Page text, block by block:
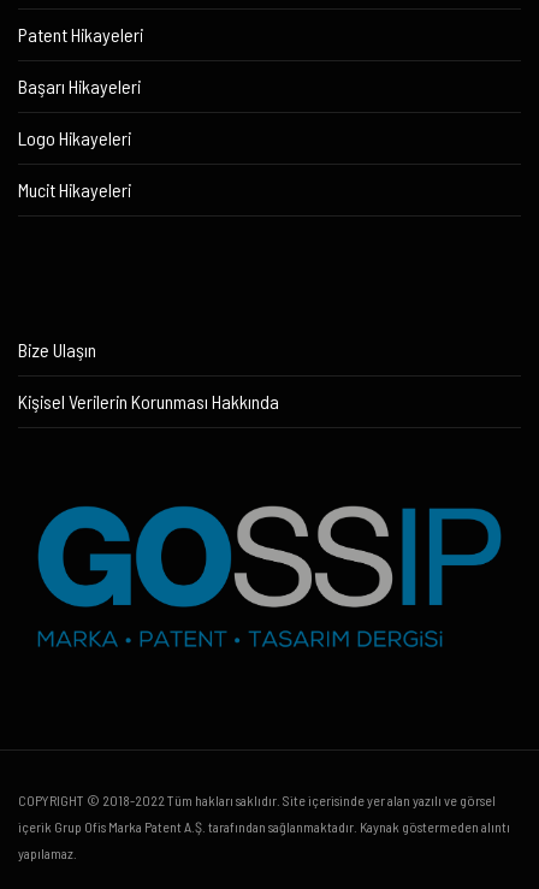
Patent Hikayeleri
Başarı Hikayeleri
Logo Hikayeleri
Mucit Hikayeleri
Bize Ulaşın
Kişisel Verilerin Korunması Hakkında
COPYRIGHT © 2018-2022 Tüm hakları saklıdır. Site içerisinde yer alan yazılı ve görsel
içerik Grup Ofis Marka Patent A.Ş. tarafından sağlanmaktadır. Kaynak göstermeden alıntı
yapılamaz.